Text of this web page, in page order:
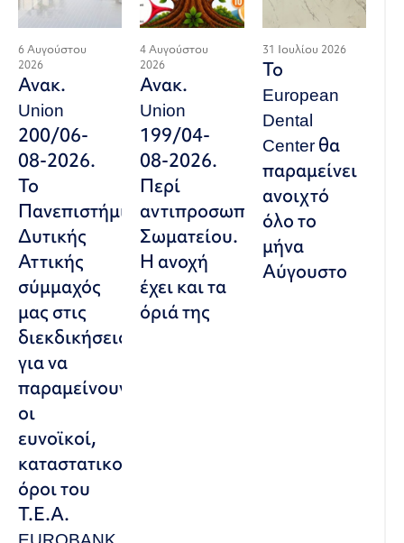
6 Αυγούστου
2026
Ανακ.
Union
200/06-
08-2026.
Το
Πανεπιστήμιο
Δυτικής
Αττικής
σύμμαχός
μας στις
διεκδικήσεις,
για να
παραμείνουν
οι
ευνοϊκοί,
καταστατικοί
όροι του
Τ.Ε.Α.
4 Αυγούστου
2026
Ανακ.
Union
199/04-
08-2026.
Περί
αντιπροσωπευτικού
Σωματείου.
Η ανοχή
έχει και τα
όριά της
31 Ιουλίου 2026
Το
European
Dental
Center θα
παραμείνει
ανοιχτό
όλο το
μήνα
Αύγουστο